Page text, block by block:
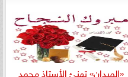
«الميدان» تهنئ الأستاذ محمد